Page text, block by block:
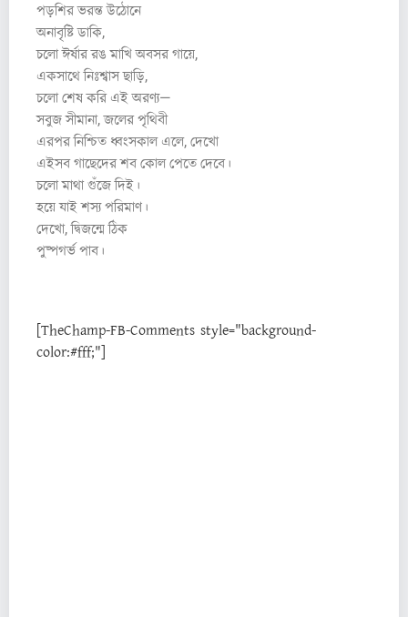
পড়শির ভরন্ত উঠোনে
অনাবৃষ্টি ডাকি,
চলো ঈর্ষার রঙ মাখি অবসর গায়ে,
একসাথে নিঃশ্বাস ছাড়ি,
চলো শেষ করি এই অরণ্য—
সবুজ সীমানা, জলের পৃথিবী
এরপর নিশ্চিত ধ্বংসকাল এলে, দেখো
এইসব গাছেদের শব কোল পেতে দেবে।
চলো মাথা গুঁজে দিই।
হয়ে যাই শস্য পরিমাণ।
দেখো, দ্বিজন্মে ঠিক
পুষ্পগর্ভ পাব।
[TheChamp-FB-Comments style="background-
color:#fff;"]